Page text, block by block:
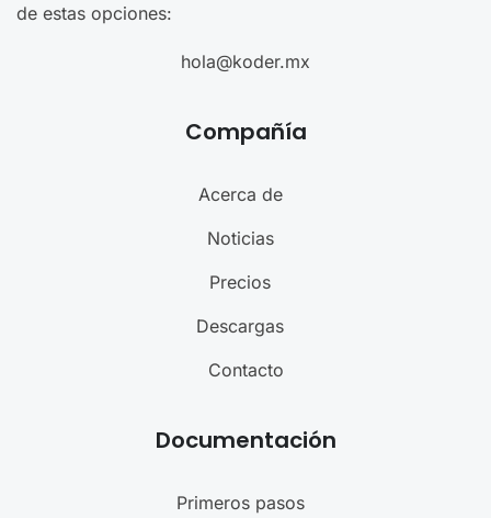
de estas opciones:
hola@koder.mx
Compañía
Acerca de
Noticias
Precios
Descargas
Contacto
Documentación
Primeros pasos